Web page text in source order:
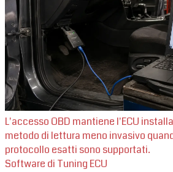
L'accesso OBD mantiene l'ECU
metodo di lettura meno invasivo
protocollo esatti sono supportati.
Software di Tuning ECU